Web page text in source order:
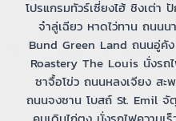
โปรแกรมทัวร์เซี่ยงไฮ้ ชิงเต่า
จ๋าลู่เฉียว หาดไว่ทาน ถนน
Bund Green Land ถนนอู่คั
Roastery The Louis นั่งรถ
ซาจื้อโข่ว ถนนหลงเจียง สะ
ถนนจงซาน โบสถ์ St. Emil จั